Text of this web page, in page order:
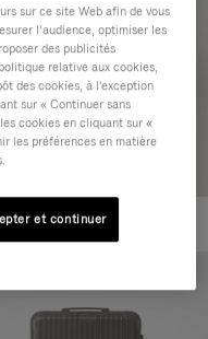
sur ce site Web afin de vous
l’audience, optimiser les
des publicités
relative aux cookies,
des cookies, à l'exception
sur « Continuer sans
cookies en cliquant sur «
les préférences en matière
et continuer